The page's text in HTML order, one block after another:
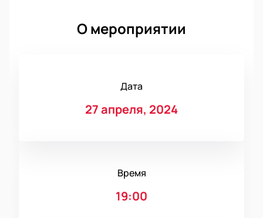
О мероприятии
Дата
27 апреля, 2024
Время
19:00